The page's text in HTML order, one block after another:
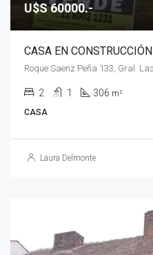
U$S 60000.-
CASA EN
Roque Saenz Peña 133, Gral.
2 1 306 m²
CASA
Laura Delmonte